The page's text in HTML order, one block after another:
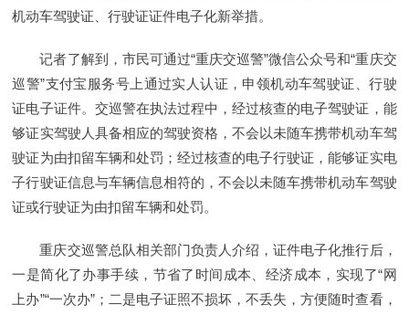
机动车驾驶证、行驶证证件电子化新举措。
记者了解到，市民可通过“重庆交巡警”微信公众号和“重庆交
巡警”支付宝服务号上通过实人认证，申领机动车驾驶证、行驶
证电子证件。交巡警在执法过程中，经过核查的电子驾驶证，能
够证实驾驶人具备相应的驾驶资格，不会以未随车携带机动车驾
驶证为由扣留车辆和处罚；经过核查的电子行驶证，能够证实电
子行驶证信息与车辆信息相符的，不会以未随车携带机动车驾驶
证或行驶证为由扣留车辆和处罚。
重庆交巡警总队相关部门负责人介绍，证件电子化推行后，
一是简化了办事手续，节省了时间成本、经济成本，实现了“网
上办”“一次办”；二是电子证照不损坏，不丢失，方便随时查看，